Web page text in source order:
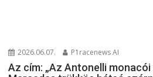
2026.06.07. P1racenews AI
Az cím: „Az Antonelli